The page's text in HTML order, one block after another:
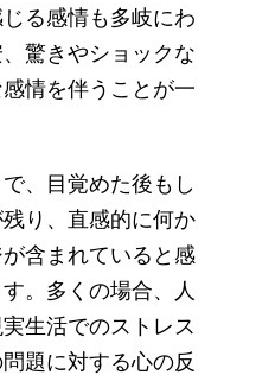
る感情も多岐にわ
驚きやショックな
情を伴うことが一
、目覚めた後もし
り、直感的に何か
含まれていると感
。多くの場合、人
生活でのストレス
題に対する心の反